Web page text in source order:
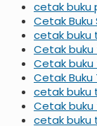
cetak buku
Cetak Buku
cetak buku
Cetak
Cetak
Cetak
cetak buku
Cetak
cetak buku